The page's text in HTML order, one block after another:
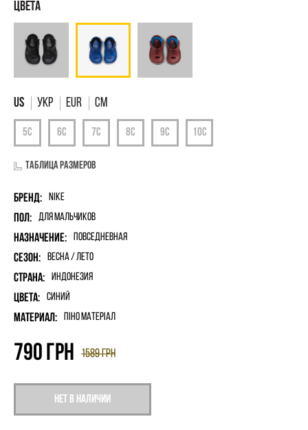
УКР EUR См
Таблица размеров
Бренд: Nike
Пол: для мальчиков
Назначение: Повседневная
Сезон: Весна / Лето
Страна: Индонезия
Цвета: Синий
Материал: піно матеріал
Нет в наличии
1589грн
790 грн